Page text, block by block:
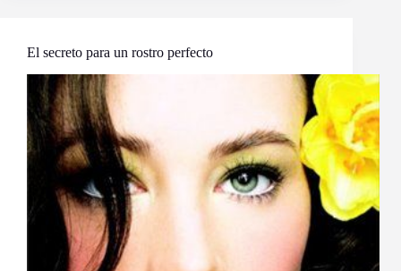
Evitar
El secreto para un rostro perfecto